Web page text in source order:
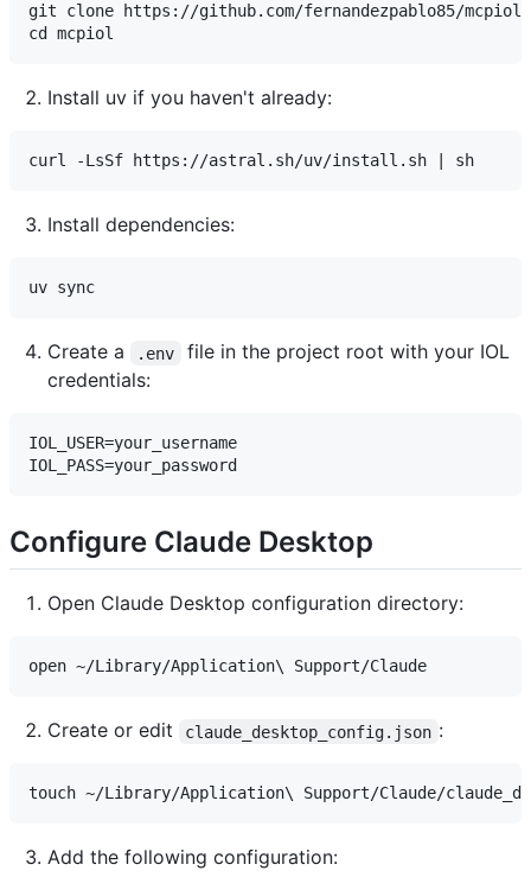
git clone https://github.com/fernandezpablo85/
Install uv if you haven't already:
Install dependencies:
Create a .env
file in the project root with your IOL
credentials:
IOL_USER=your_username
Configure Claude Desktop
Open Claude Desktop configuration directory:
Create or edit claude_desktop_config.json :
Add the following configuration: